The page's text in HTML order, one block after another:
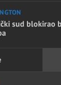
sud blokirao